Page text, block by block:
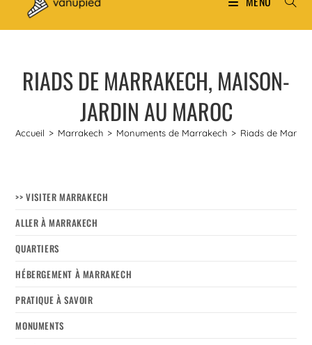
RIADS DE MARRAKECH, MAISON-
JARDIN AU MAROC
Accueil > Marrakech > Monuments de Marrakech > Riads de
>> VISITER MARRAKECH
ALLER À MARRAKECH
QUARTIERS
HÉBERGEMENT À MARRAKECH
PRATIQUE À SAVOIR
MONUMENTS